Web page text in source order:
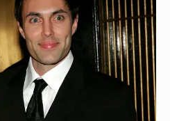
Джоли
после развода с